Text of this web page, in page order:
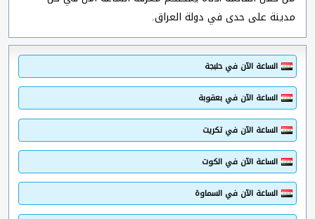
مدينة على حدى في دولة العراق.
الساعة الآن في حلبجة
الساعة الآن في بعقوبة
الساعة الآن في تكريت
الساعة الآن في الكوت
الساعة الآن في السماوة